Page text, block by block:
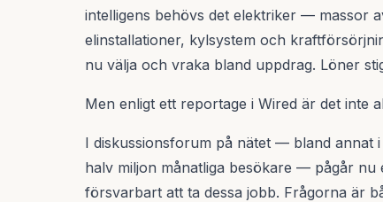
intelligens behövs det elektriker — massor
elinstallationer, kylsystem och
nu välja och vraka bland uppdrag. Löner
Men enligt ett reportage i Wired är det inte
I diskussionsforum på nätet — bland annat
halv miljon månatliga besökare — pågår
försvarbart att ta dessa jobb. Frågorna är